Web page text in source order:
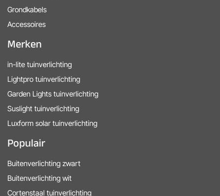
Grondkabels
Accessoires
Merken
in-lite tuinverlichting
Lightpro tuinverlichting
Garden Lights tuinverlichting
Suslight tuinverlichting
Luxform solar tuinverlichting
Populair
Buitenverlichting zwart
Buitenverlichting wit
Cortenstaal tuinverlichting